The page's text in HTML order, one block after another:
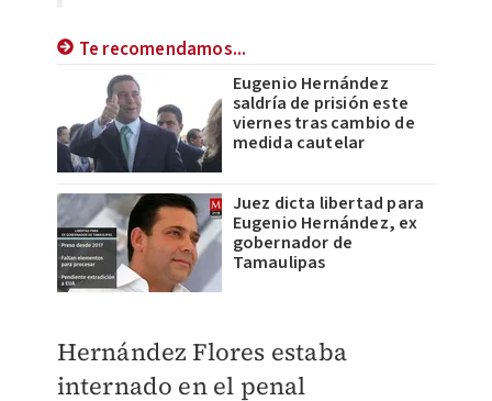
Te recomendamos...
Eugenio Hernández
saldría de prisión este
viernes tras cambio de
medida cautelar
Juez dicta libertad para
Eugenio Hernández, ex
gobernador de
Tamaulipas
Hernández Flores estaba
internado en el penal